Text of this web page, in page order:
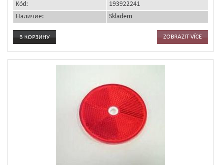
Kód:
193922241
Наличие:
Skladem
ZOBRAZIT VÍCE